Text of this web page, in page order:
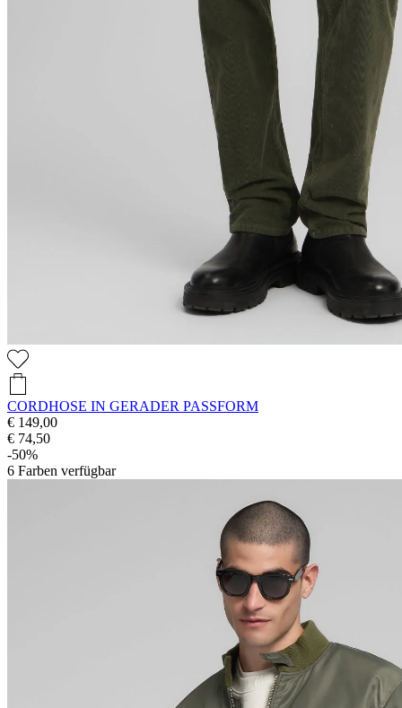
CORDHOSE IN GERADER PASSFORM
€ 149,00
€ 74,50
-50%
6 Farben verfügbar